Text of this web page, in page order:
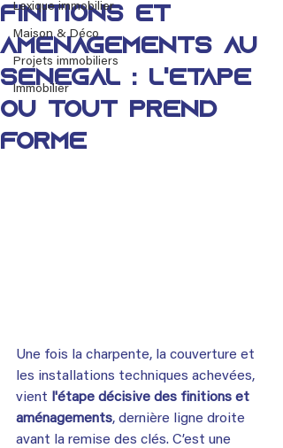
Lexique immobilier
Maison & Déco
Projets immobiliers
Immobilier
Finitions et
Aménagements au
Sénégal : L'étape
où tout prend
forme
Une fois la charpente, la couverture et
les installations techniques achevées,
vient l'étape décisive des finitions et
aménagements, dernière ligne droite
avant la remise des clés. C’est une